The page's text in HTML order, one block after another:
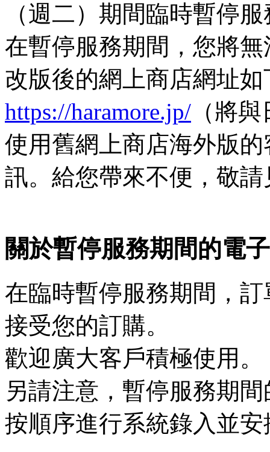
（週二）期間臨時暫停
在暫停服務期間，您將
改版後的網上商店網址如
https://haramore.jp/ （將
使用舊網上商店海外版
訊。給您帶來不便，敬請
關於暫停服務期間的電
在臨時暫停服務期間，
接受您的訂購。
歡迎廣大客戶積極使用。
另請注意，暫停服務期
按順序進行系統錄入並